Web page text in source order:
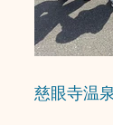
慈眼寺温